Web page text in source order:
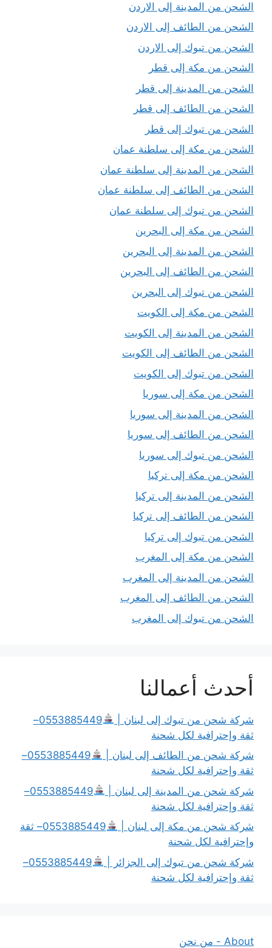
الشحن من المدينة إلى الاردن
الشحن من الطائف إلى الاردن
الشحن من تبوك إلى الاردن
الشحن من مكة إلى قطر
الشحن من المدينة إلى قطر
الشحن من الطائف إلى قطر
الشحن من تبوك إلى قطر
الشحن من مكة إلى سلطنة عمان
الشحن من المدينة إلى سلطنة عمان
الشحن من الطائف إلى سلطنة عمان
الشحن من تبوك إلى سلطنة عمان
الشحن من مكة إلى البحرين
الشحن من المدينة إلى البحرين
الشحن من الطائف إلى البحرين
الشحن من تبوك إلى البحرين
الشحن من مكة إلى الكويت
الشحن من المدينة إلى الكويت
الشحن من الطائف إلى الكويت
الشحن من تبوك إلى الكويت
الشحن من مكة إلى سوريا
الشحن من المدينة إلى سوريا
الشحن من الطائف إلى سوريا
الشحن من تبوك إلى سوريا
الشحن من مكة إلى تركيا
الشحن من المدينة إلى تركيا
الشحن من الطائف إلى تركيا
الشحن من تبوك إلى تركيا
الشحن من مكة إلى المغرب
الشحن من المدينة إلى المغرب
الشحن من الطائف إلى المغرب
الشحن من تبوك إلى المغرب
أحدث أعمالنا
شركة شحن من تبوك إلى لبنان |
0553885449–
ثقة وإحترافية لكل شحنة
شركة شحن من الطائف إلى لبنان |
0553885449–
ثقة وإحترافية لكل شحنة
شركة شحن من المدينة إلى لبنان |
0553885449–
ثقة وإحترافية لكل شحنة
شركة شحن من مكة إلى لبنان |
0553885449– ثقة
وإحترافية لكل شحنة
شركة شحن من تبوك إلى الجزائر |
0553885449–
ثقة وإحترافية لكل شحنة
About - من نحن